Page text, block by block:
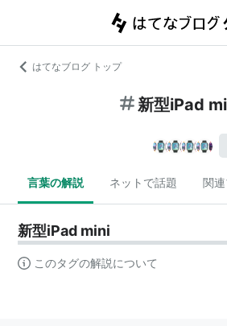
はてなブログ トップ
新型iPad
言葉の解説 ネットで話題 関
新型iPad mini
このタグの解説について